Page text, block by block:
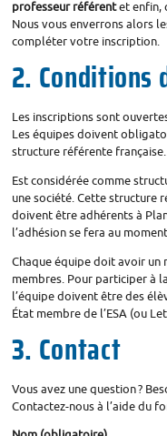
professeur référentet enfin,
Nous vous enverrons alors
compléter votre inscription.
2. Conditions
Les inscriptions sont
Les équipes doivent
structure référente française.
Est considérée comme
une société. Cette structure
doivent être adhérents à
l’adhésion se fera au
Chaque équipe doit avoir un
membres. Pour participer à
l’équipe doivent être des
État membre de l’ESA(ou
3. Contact
Vous avez une question?
Contactez-nous à l’aide du